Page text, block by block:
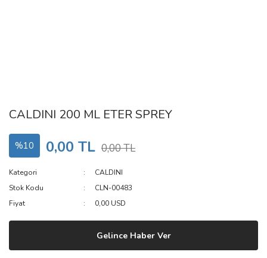
CALDINI 200 ML ETER SPREY
%10 0,00 TL 0,00 TL
Kategori
CALDINI
Stok Kodu
CLN-00483
Fiyat
0,00 USD
Gelince Haber Ver